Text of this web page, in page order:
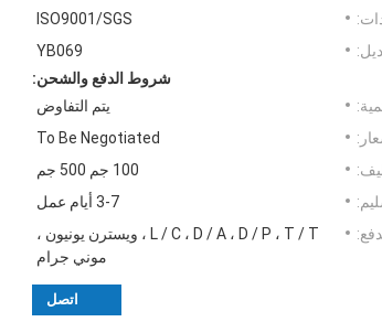
ISO9001/SGS
YB069
شروط الدفع والشحن:
يتم التفاوض
To Be Negotiated
100 جم 500 جم
3-7 أيام عمل
L / C ، D / A ، D / P ، T / T ، ويسترن يونيون ،
موني جرام
اتصل